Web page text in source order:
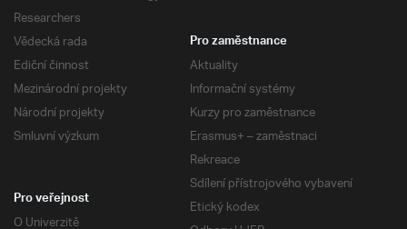
Researchers
Vědecká rada
Ediční činnost
Mezinárodní projekty
Národní projekty
Smluvní výzkum
Pro zaměstnance
Aktuality
Informační systémy
Kurzy pro zaměstnance
Erasmus+ – zaměstnaci
Rekreace
Sdílení přístrojového vybavení
Etický kodex
Pro veřejnost
O Univerzitě